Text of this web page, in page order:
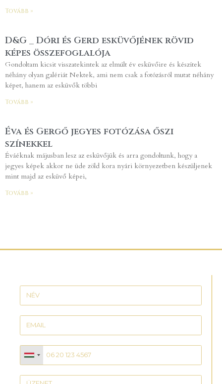
Tovább »
D&G _ Dóri és Gerd esküvőjének rövid
képes összefoglalója
Gondoltam kicsit visszatekintek az elmúlt év esküvőire és készítek
néhány olyan galériát Nektek, ami nem csak a fotózásról mutat néhány
képet, hanem az esküvők többi
Tovább »
Éva és Gergő jegyes fotózása őszi
színekkel
Éváéknak májusban lesz az esküvőjük és arra gondoltunk, hogy a
jegyes képek akkor ne üde zöld kora nyári környezetben készüljenek
mint majd az esküvő képei,
Tovább »